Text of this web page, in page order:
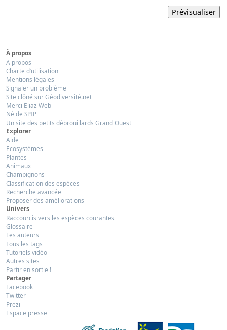
À propos
A propos
Charte d’utilisation
Mentions légales
Signaler un problème
Site clôné sur Géodiversité.net
Merci Eliaz Web
Né de SPIP
Un site des petits débrouillards Grand Ouest
Explorer
Aide
Ecosystèmes
Plantes
Animaux
Champignons
Classification des espèces
Recherche avancée
Proposer des améliorations
Univers
Raccourcis vers les espèces courantes
Glossaire
Les auteurs
Tous les tags
Tutoriels vidéo
Autres sites
Partir en sortie !
Partager
Facebook
Twitter
Prezi
Espace presse